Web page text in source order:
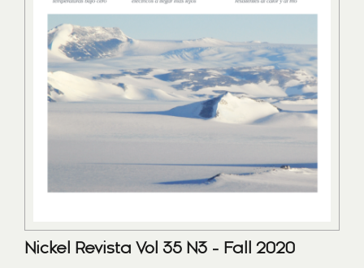
Nickel Revista Vol 35 N3 - Fall 2020